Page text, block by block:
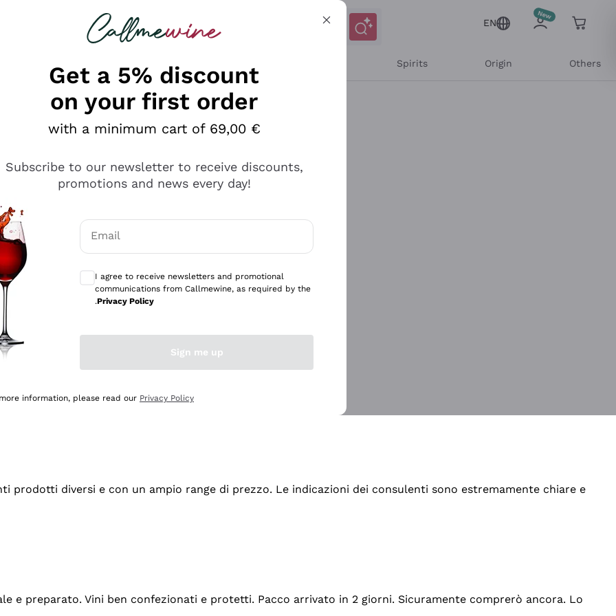
looking for
EN
Spirits Origin Others
professionalità
diversi e con un ampio range di prezzo. Le indicazioni dei consulenti sono estremamente chiare e
e preparato. Vini ben confezionati e protetti. Pacco arrivato in 2 giorni. Sicuramente comprerò ancora. Lo
Get a 5% discount
on your first order
with a minimum cart of 69,00 €
Subscribe to our newsletter to receive discounts,
promotions and news every day!
Email
I agree to receive newsletters and promotional
communications from Callmewine, as required by the
.Privacy Policy
Sign me up
information, please read our Privacy Policy